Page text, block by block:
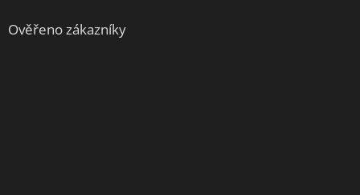
Ověřeno zákazníky